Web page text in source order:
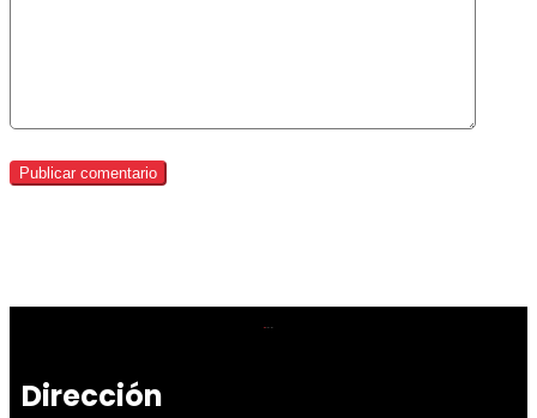
Dirección